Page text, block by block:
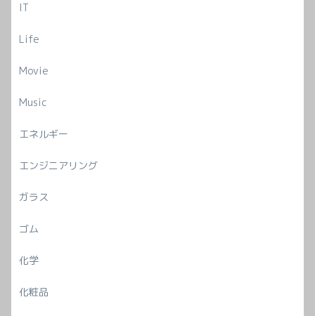
IT
Life
Movie
Music
エネルギー
エンジニアリング
ガラス
ゴム
化学
化粧品